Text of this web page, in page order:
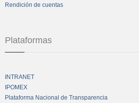
Rendición de cuentas
Plataformas
INTRANET
IPOMEX
Plataforma Nacional de Transparencia